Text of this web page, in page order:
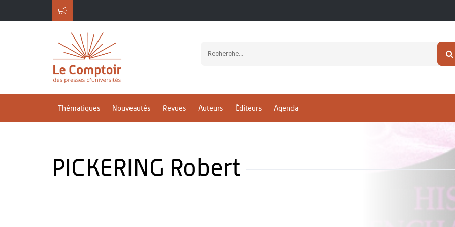
Thématiques Nouveautés Revues Auteurs Éditeurs Agenda
PICKERING Robert